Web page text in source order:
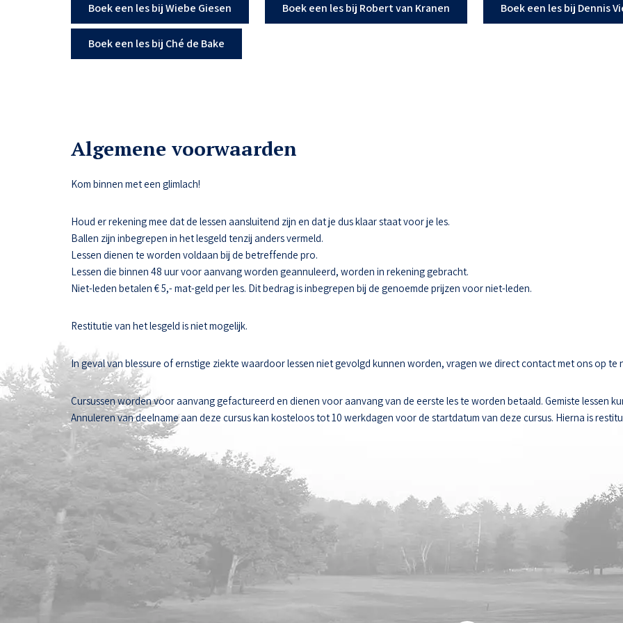
Boek een les bij Wiebe Giesen Boek een les bij Robert van Kranen Boek een les bij Dennis
Boek een les bij Ché de Bake
Algemene voorwaarden
Kom binnen met een glimlach!
Houd er rekening mee dat de lessen aansluitend zijn en dat je dus klaar staat voor je les.
Ballen zijn inbegrepen in het lesgeld tenzij anders vermeld.
Lessen dienen te worden voldaan bij de betreffende pro.
Lessen die binnen 48 uur voor aanvang worden geannuleerd, worden in rekening gebracht.
Niet-leden betalen € 5,- mat-geld per les. Dit bedrag is inbegrepen bij de genoemde prijzen voor niet-leden.
Restitutie van het lesgeld is niet mogelijk.
In geval van blessure of ernstige ziekte waardoor lessen niet gevolgd kunnen worden, vragen we direct contact met ons op te
Cursussen worden voor aanvang gefactureerd en dienen voor aanvang van de eerste les te worden betaald. Gemiste lessen
Annuleren van deelname aan deze cursus kan kosteloos tot 10 werkdagen voor de startdatum van deze cursus. Hierna is